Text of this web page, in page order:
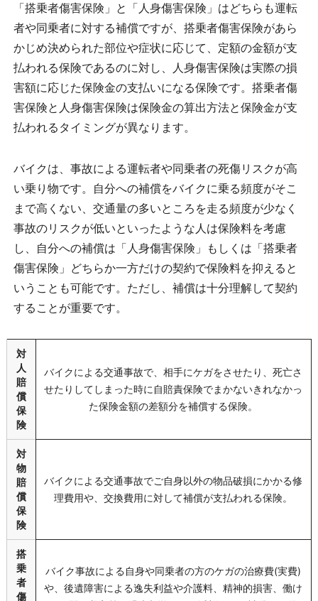
「搭乗者傷害保険」と「人身傷害保険」はどちらも運転
者や同乗者に対する補償ですが、搭乗者傷害保険があら
かじめ決められた部位や症状に応じて、定額の金額が支
払われる保険であるのに対し、人身傷害保険は実際の損
害額に応じた保険金の支払いになる保険です。搭乗者傷
害保険と人身傷害保険は保険金の算出方法と保険金が支
払われるタイミングが異なります。
バイクは、事故による運転者や同乗者の死傷リスクが高
い乗り物です。自分への補償をバイクに乗る頻度がそこ
まで高くない、交通量の多いところを走る頻度が少なく
事故のリスクが低いといったような人は保険料を考慮
し、自分への補償は「人身傷害保険」もしくは「搭乗者
傷害保険」どちらか一方だけの契約で保険料を抑えると
いうことも可能です。ただし、補償は十分理解して契約
することが重要です。
対
人
賠
償
保
険
バイクによる交通事故で、相手にケガをさせたり、死亡さ
せたりしてしまった時に自賠責保険でまかないきれなかっ
た保険金額の差額分を補償する保険。
対
物
賠
償
保
険
バイクによる交通事故でご自身以外の物品破損にかかる修
理費用や、交換費用に対して補償が支払われる保険。
搭
乗
者
傷
バイク事故による自身や同乗者の方のケガの治療費(実費)
や、後遺障害による逸失利益や介護料、精神的損害、働け